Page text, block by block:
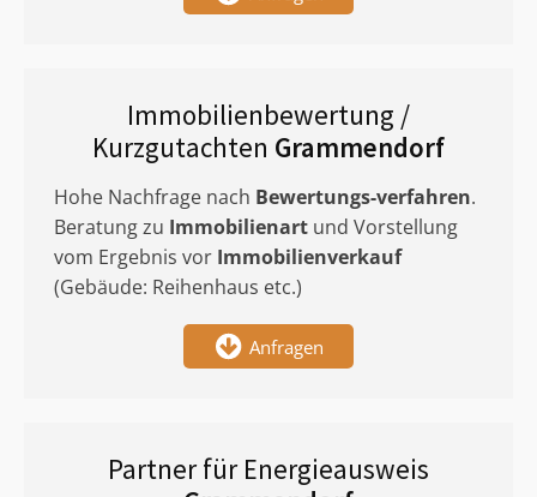
Immobilienbewertung /
Kurzgutachten Grammendorf
Hohe Nachfrage nach Bewertungs-verfahren.
Beratung zu Immobilienart und Vorstellung
vom Ergebnis vor Immobilienverkauf
(Gebäude: Reihenhaus etc.)
Anfragen
Partner für Energieausweis